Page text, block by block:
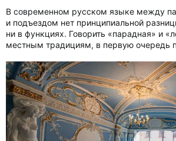
В современном русском языке между
и подъездом нет принципиальной
ни в функциях. Говорить «парадная» и
местным традициям, в первую очередь